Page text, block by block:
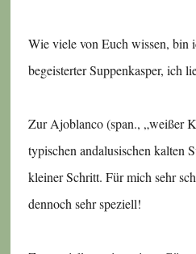
Wie viele von Euch wissen, bin
begeisterter Suppenkasper, ich
Zur Ajoblanco (span., „weißer
typischen andalusischen kalten
kleiner Schritt. Für mich sehr
dennoch sehr speziell!